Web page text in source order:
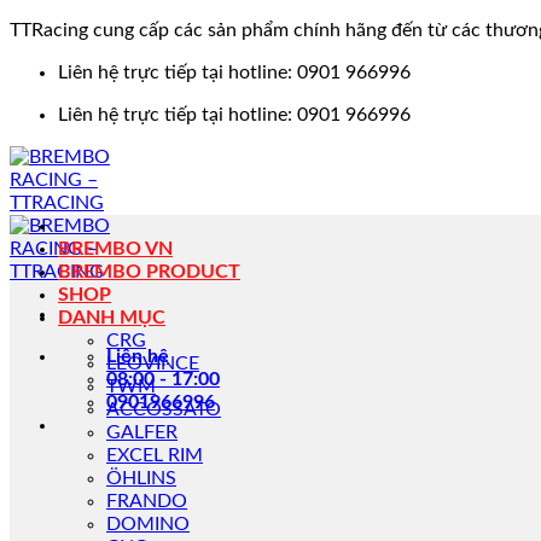
TTRacing cung cấp các sản phẩm chính hãng đến từ các
Liên hệ trực tiếp tại hotline: 0901 966996
Liên hệ trực tiếp tại hotline: 0901 966996
Liên hệ
08:00 - 17:00
0901966996
BREMBO VN
BREMBO PRODUCT
SHOP
DANH MỤC
CRG
LEOVINCE
TWM
ACCOSSATO
GALFER
EXCEL RIM
ÖHLINS
FRANDO
DOMINO